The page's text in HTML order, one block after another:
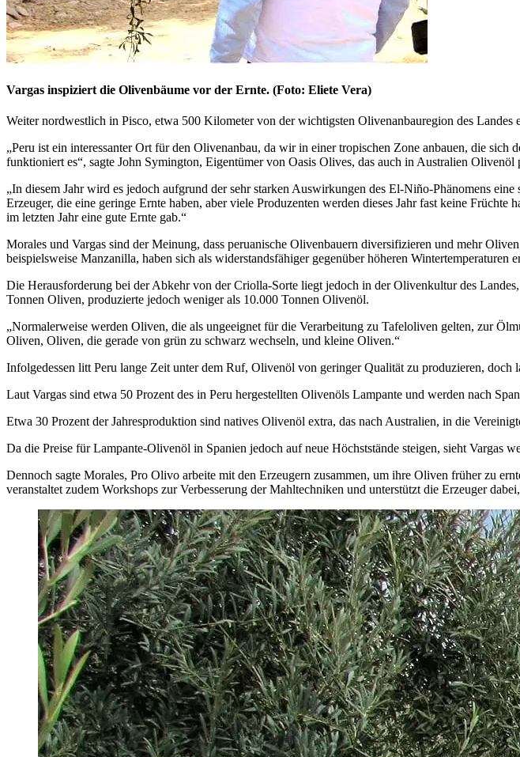
Vargas inspiziert die Olivenbäume vor der Ernte. (Foto: Eliete Vera)
Weiter nordwestlich in Pisco, etwa 500 Kilometer von der wichtigsten Olivenanbauregion des
„Peru ist ein interessanter Ort für den Olivenanbau, da wir in einer tropischen Zone anbauen, die
funktioniert es“, sagte John Symington, Eigentümer von Oasis Olives, das auch in Australien
„In diesem Jahr wird es jedoch aufgrund der sehr starken Auswirkungen des El-Niño-Phänomens
Erzeuger, die eine geringe Ernte haben, aber viele Produzenten werden dieses Jahr fast keine
im letzten Jahr eine gute Ernte gab.“
Morales und Vargas sind der Meinung, dass peruanische Olivenbauern diversifizieren und mehr
beispielsweise Manzanilla, haben sich als widerstandsfähiger gegenüber höheren Wintertemperaturen
Die Herausforderung bei der Abkehr von der Criolla-Sorte liegt jedoch in der Olivenkultur des
Tonnen Oliven, produzierte jedoch weniger als 10.000 Tonnen Olivenöl.
„Normalerweise werden Oliven, die als ungeeignet für die Verarbeitung zu Tafeloliven gelten, zur
Oliven, Oliven, die gerade von grün zu schwarz wechseln, und kleine Oliven.“
Infolgedessen litt Peru lange Zeit unter dem Ruf, Olivenöl von geringer Qualität zu produzieren, doch
Laut Vargas sind etwa 50 Prozent des in Peru hergestellten Olivenöls Lampante und werden nach
Etwa 30 Prozent der Jahresproduktion sind natives Olivenöl extra, das nach Australien, in die
Da die Preise für Lampante-Olivenöl in Spanien jedoch auf neue Höchststände steigen, sieht Vargas
Dennoch sagte Morales, Pro Olivo arbeite mit den Erzeugern zusammen, um ihre Oliven früher zu
veranstaltet zudem Workshops zur Verbesserung der Mahltechniken und unterstützt die Erzeuger